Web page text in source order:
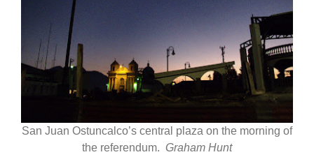
San Juan Ostuncalco’s central plaza on the morning of
the referendum. Graham Hunt